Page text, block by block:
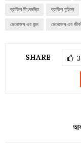
ব্রাজিল কিংবদন্তি ব্রাজিল ফুটবল
মেনেজেস এর জন্ম মেনেজেস এর
SHARE 3